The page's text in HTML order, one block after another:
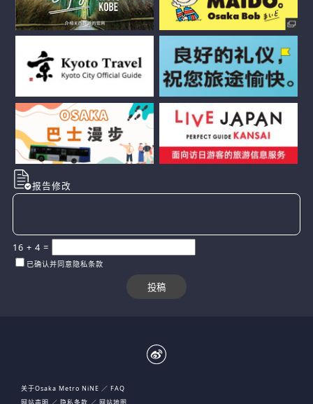
报告修改
16 + 4 =
已确认并同意隐私条款
关于Osaka Metro NiNE
FAQ
网站声明
隐私条款 网站地图